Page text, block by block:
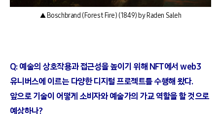
▲ Boschbrand (Forest Fire) (1849) by Raden Saleh
Q:예술의 상호작용과 접근성을 높이기 위해 NFT에서 web3
유니버스에 이르는 다양한 디지털 프로젝트를 수행해 왔다.
앞으로 기술이 어떻게 소비자와 예술가의 가교 역할을 할 것으로
예상하나?